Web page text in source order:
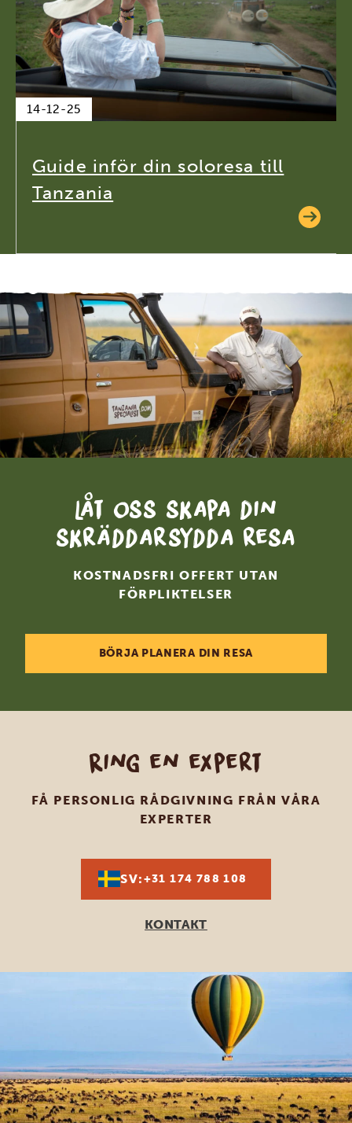
14-12-25
Guide inför din soloresa till
Tanzania
Låt oss skapa din
skräddarsydda resa
KOSTNADSFRI OFFERT UTAN
FÖRPLIKTELSER
BÖRJA PLANERA DIN RESA
Ring en expert
FÅ PERSONLIG RÅDGIVNING FRÅN VÅRA
EXPERTER
SV:+31 174 788 108
KONTAKT